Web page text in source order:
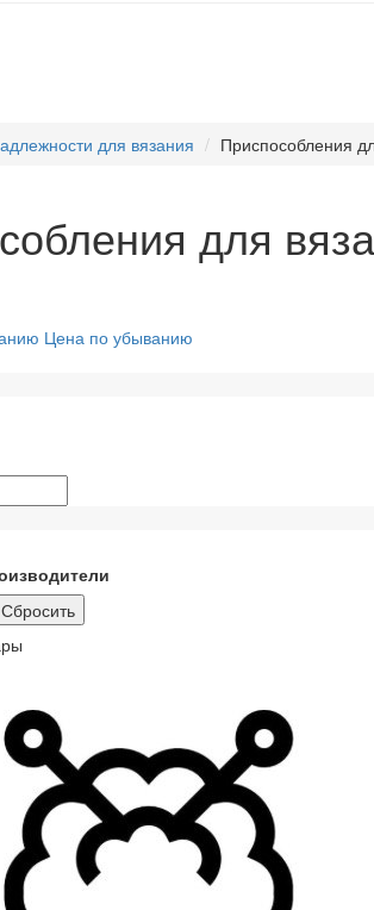
для вязания Приспособления
для
Цена по убыванию